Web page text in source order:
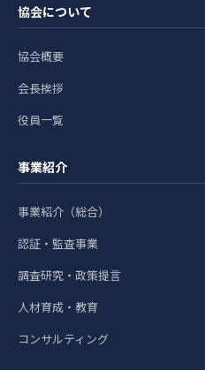
協会について
協会概要
会長挨拶
役員一覧
事業紹介
事業紹介（総合）
認証・監査事業
調査研究・政策提言
人材育成・教育
コンサルティング